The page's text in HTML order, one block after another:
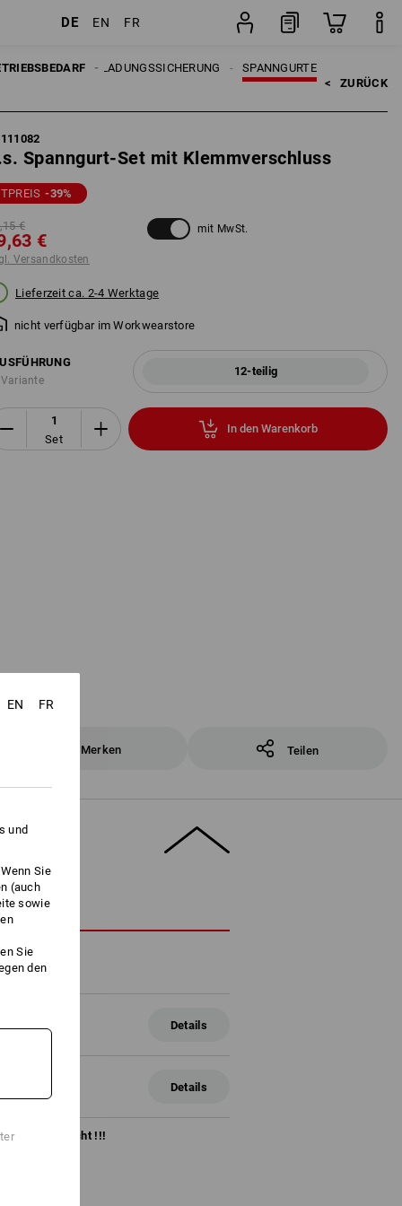
DE EN FR
SPANNGURTE
LADUNGSSICHERUNG
< ZURÜCK
Spanngurt-Set mit Klemmverschluss
-39%
€
€
Versandkosten
mit MwSt.
Lieferzeit ca. 2-4 Werktage
nicht verfügbar im Workwearstore
12-teilig
Set
In den Warenkorb
Merken Teilen
Details
Details
Vorrat reicht !!!
EN FR
und
Sie
(auch
sowie
Sie
den